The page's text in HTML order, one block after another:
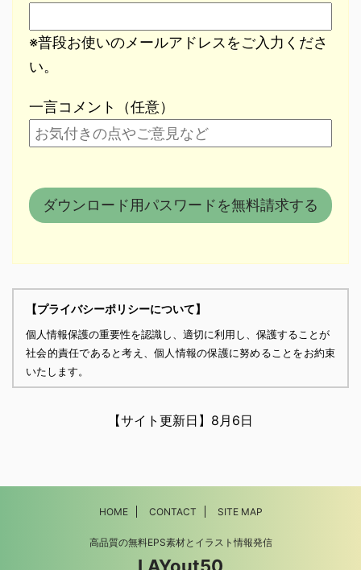
※普段お使いのメールアドレスをご入力くださ
い。
一言コメント（任意）
【プライバシーポリシーについて】
個人情報保護の重要性を認識し、適切に利用し、保護することが
社会的責任であると考え、個人情報の保護に努めることをお約束
いたします。
個人情報とは、個人に関する情報であり、氏名、生年月日、性
当方は、以下の目的のため、その範囲内においてのみ、個人情報
を収集・利用いたします。当方による個人情報の収集・利用は、
【サイト更新日】 8月6日
HOME CONTACT SITE MAP
高品質の無料EPS素材とイラスト情報発信